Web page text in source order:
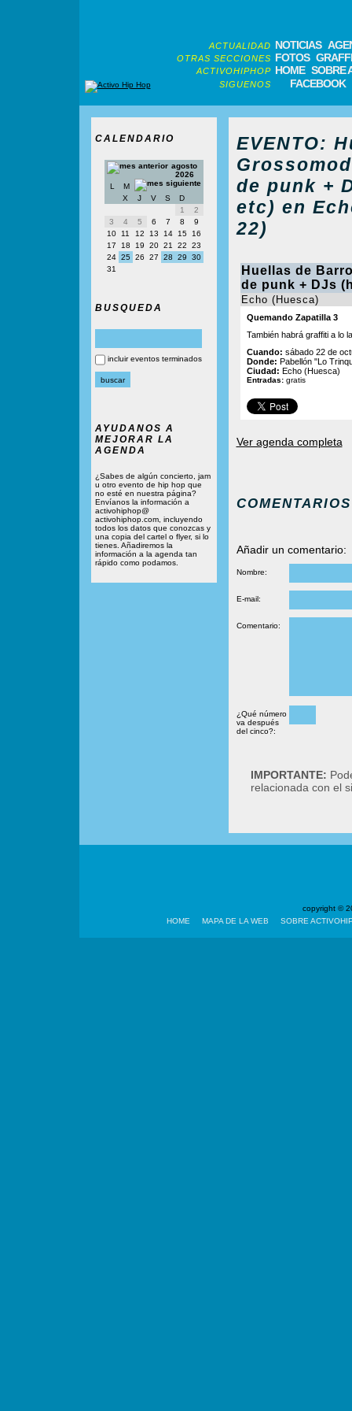
ACTUALIDAD NOTICIAS
OTRAS SECCIONES FOTOS
ACTIVOHIPHOP HOME SOBRE
SIGUENOS FACEBOOK
CALENDARIO
agosto
2026
L
M
X
J V S
D
1
2
3
4 5 6 7 8
9
10
11 12 13 14 15
16
17
18 19 20 21 22
23
24 25 26 27 28 29
30
31
BUSQUEDA
incluir eventos terminados
AYUDANOS A
MEJORAR LA
AGENDA
¿Sabes de algún concierto, jam
u otro evento de hip hop que
no esté en nuestra página?
Envíanos la información a
activohiphop@
activohiphop.com, incluyendo
todos los datos que conozcas y
una copia del cartel o flyer, si lo
tienes. Añadiremos la
información a la agenda tan
rápido como podamos.
EVENTO:
de punk +
etc) en
22)
Huellas de
de punk + DJs
Echo (Huesca)
Quemando Zapatilla 3
También habrá graffiti a lo
Cuando: sábado 22 de
Donde: Pabellón "Lo
Ciudad: Echo (Huesca)
Entradas: gratis
Ver agenda completa
COMENTARIOS
Añadir un comentario:
Nombre:
E-mail:
Comentario:
¿Qué número
va después
del cinco?:
IMPORTANTE:
relacionada con el
copyright ©
HOME
MAPA DE LA WEB SOBRE